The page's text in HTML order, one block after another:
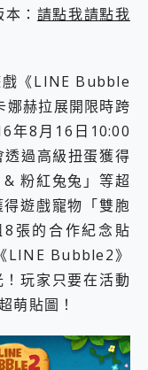
： 請點我請點我
戲《LINE Bubble
娜赫拉展開限時跨
年8月16日10:00
過高級扭蛋獲得
& 粉紅兔兔」等超
遊戲寵物「雙胞
張的合作紀念貼
LINE Bubble2》
玩家只要在活動
萌貼圖！